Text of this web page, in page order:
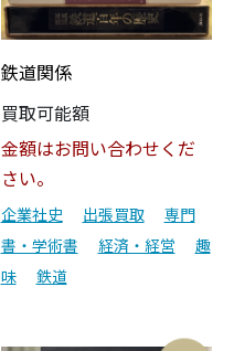
鉄道関係
買取可能額
金額はお問い合わせくだ
さい。
企業社史 出張買取
専門
書・学術書
経済・経営
趣
味
鉄道